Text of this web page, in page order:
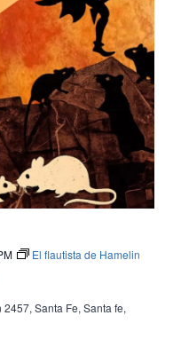
El flautista de Hamelin
2457, Santa Fe, Santa fe,